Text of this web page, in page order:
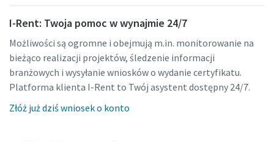
I-Rent: Twoja pomoc w wynajmie 24/7
Możliwości są ogromne i obejmują m.in. monitorowanie na
bieżąco realizacji projektów, śledzenie informacji
branżowych i wysyłanie wniosków o wydanie certyfikatu.
Platforma klienta I-Rent to Twój asystent dostępny 24/7.
Złóż już dziś wniosek o konto